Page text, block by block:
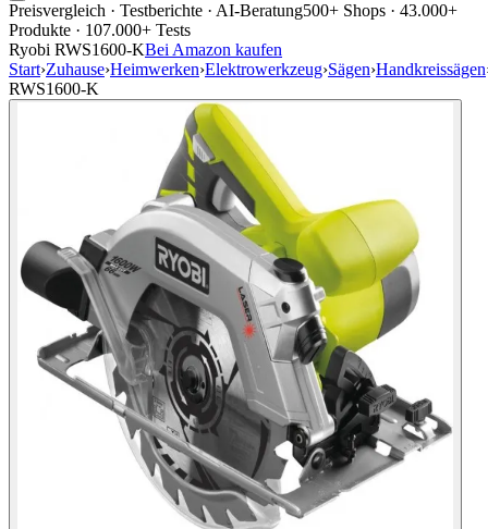
Preisvergleich · Testberichte · AI-Beratung500+ Shops · 43.000+
Produkte · 107.000+ Tests
Ryobi RWS1600-KBei Amazon kaufen
Start›Zuhause›Heimwerken›Elektrowerkzeug›Sägen›Handkreissägen
RWS1600-K